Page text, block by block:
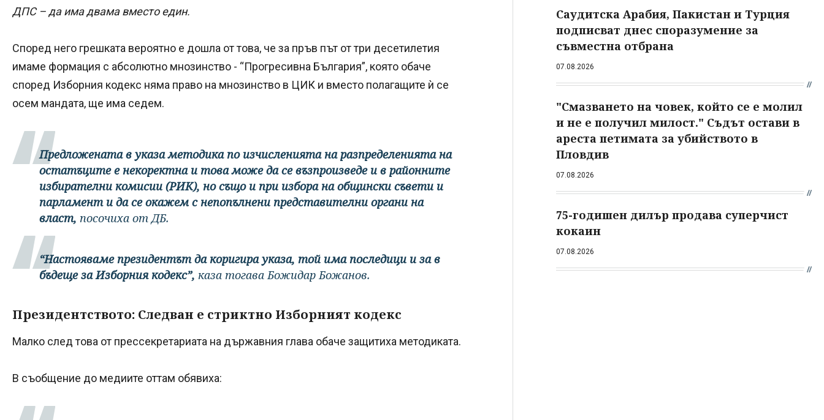
ДПС – да има двама вместо един.
Според него грешката вероятно е дошла от това, че за пръв път от три десетилетия
имаме формация с абсолютно мнозинство - “Прогресивна България”, която обаче
според Изборния кодекс няма право на мнозинство в ЦИК и вместо полагащите ѝ се
осем мандата, ще има седем.
Предложената в указа методика по изчисленията на разпределенията на
остатъците е некоректна и това може да се възпроизведе и в районните
избирателни комисии (РИК), но също и при избора на общински съвети и
парламент и да се окажем с непопълнени представителни органи на
власт, посочиха от ДБ.
“Настояваме президентът да коригира указа, той има последици и за в
бъдеще за Изборния кодекс”, каза тогава Божидар Божанов.
Президентството: Следван е стриктно Изборният кодекс
Малко след това от прессекретариата на държавния глава обаче защитиха методиката.
В съобщение до медиите оттам обявиха:
Саудитска Арабия, Пакистан и Турция
подписват днес споразумение за
съвместна отбрана
07.08.2026
"Смазването на човек, който се е молил
и не е получил милост." Съдът остави в
ареста петимата за убийството в
Пловдив
07.08.2026
75-годишен дилър продава суперчист
кокаин
07.08.2026